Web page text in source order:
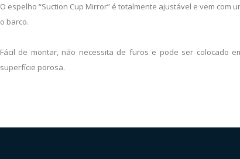
O espelho “Suction Cup Mirror” é totalmente ajustável e vem
o barco.
Fácil de montar, não necessita de furos e pode ser colocado
superfície porosa.